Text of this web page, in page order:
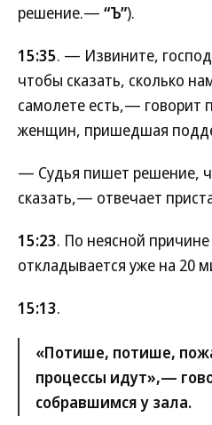
решение.— “Ъ”).
15:35. — Извините,
чтобы сказать, сколько
самолете есть,— говорит
женщин, пришедшая
— Судья пишет решение,
сказать,— отвечает
15:23. По неясной
откладывается уже на 20
15:13.
«Потише, потише,
процессы идут»,—
собравшимся у зала.